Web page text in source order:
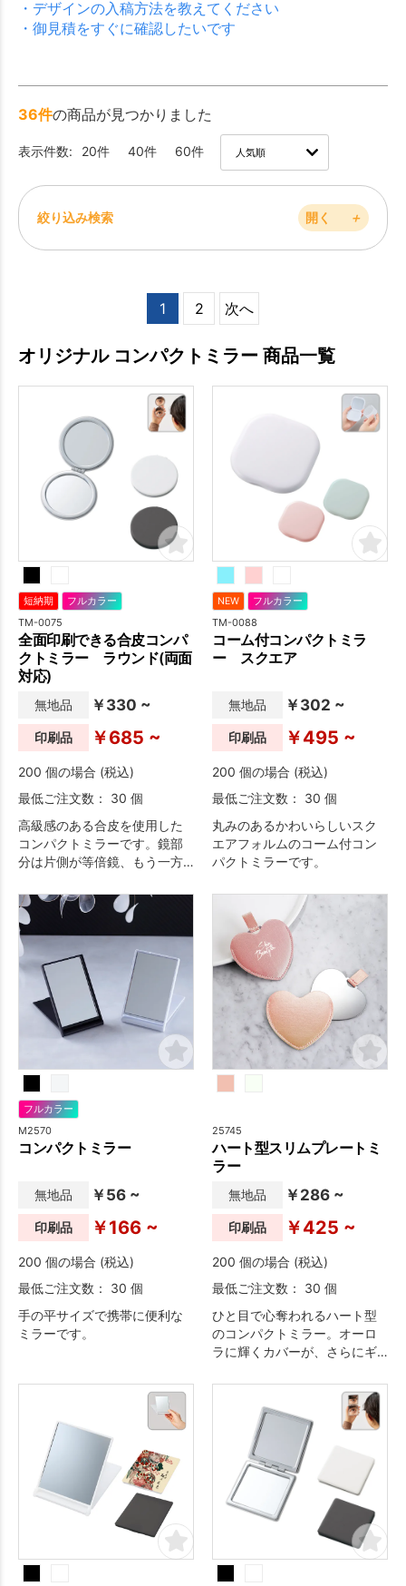
・デザインの入稿方法を教えてください
・御見積をすぐに確認したいです
36件の商品が見つかりました
表示件数: 20件 40件 60件
絞り込み検索 開く ＋
1 2 次へ
オリジナル コンパクトミラー 商品一覧
短納期 フルカラー
TM-0075
全面印刷できる合皮コンパ
クトミラー ラウンド(両面
対応)
無地品 ￥330 ~
印刷品 ￥685 ~
200 個の場合 (税込)
最低ご注文数： 30 個
高級感のある合皮を使用した
コンパクトミラーです。鏡部
分は片側が等倍鏡、もう一方
NEW フルカラー
TM-0088
コーム付コンパクトミラ
ー スクエア
無地品 ￥302 ~
印刷品 ￥495 ~
200 個の場合 (税込)
最低ご注文数： 30 個
丸みのあるかわいらしいスク
エアフォルムのコーム付コン
パクトミラーです。
フルカラー
M2570
コンパクトミラー
無地品 ￥56 ~
印刷品 ￥166 ~
200 個の場合 (税込)
最低ご注文数： 30 個
手の平サイズで携帯に便利な
ミラーです。
25745
ハート型スリムプレートミ
ラー
無地品 ￥286 ~
印刷品 ￥425 ~
200 個の場合 (税込)
最低ご注文数： 30 個
ひと目で心奪われるハート型
のコンパクトミラー。オーロ
ラに輝くカバーが、さらにギ